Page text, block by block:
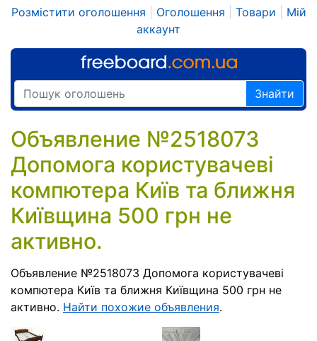
Розмістити оголошення Оголошення Товари
Мій
аккаунт
Знайти
Объявление №2518073
Допомога користувачеві
компютера Київ та ближня
Київщина 500 грн не
активно.
Объявление №2518073 Допомога користувачеві
компютера Київ та ближня Київщина 500 грн не
активно. Найти похожие объявления.